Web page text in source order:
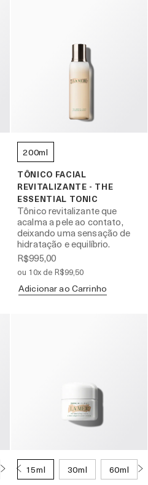
200ml
TÔNICO FACIAL
REVITALIZANTE - THE
ESSENTIAL TONIC
Tônico revitalizante que
acalma a pele ao contato,
deixando uma sensação de
hidratação e equilíbrio.
R$995,00
ou 10x de R$99,50
Adicionar ao Carrinho
15ml 30ml 60ml